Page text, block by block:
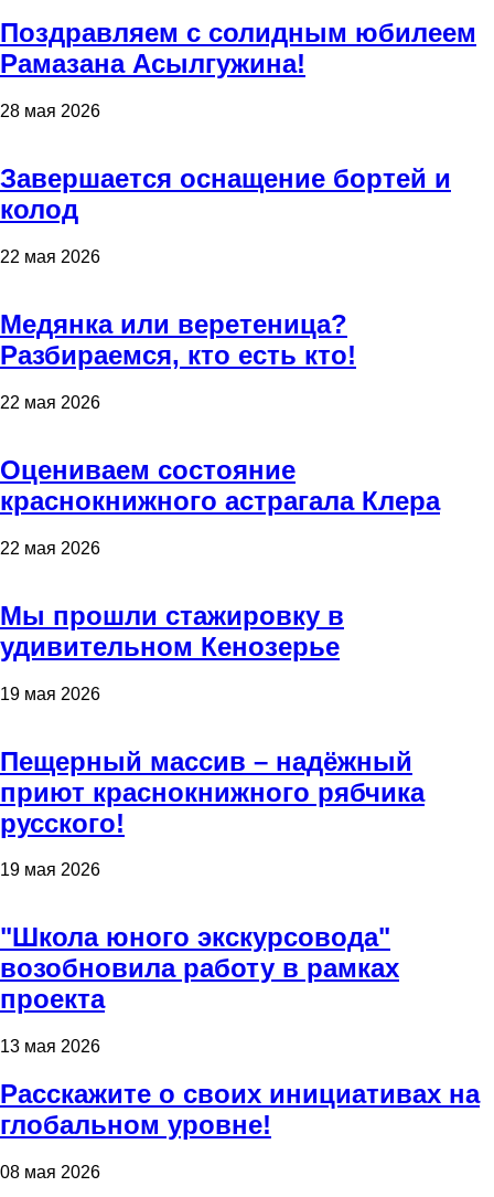
Поздравляем с солидным юбилеем
Рамазана Асылгужина!
28 мая 2026
Завершается оснащение бортей и
колод
22 мая 2026
Медянка или веретеница?
Разбираемся, кто есть кто!
22 мая 2026
Оцениваем состояние
краснокнижного астрагала Клера
22 мая 2026
Мы прошли стажировку в
удивительном Кенозерье
19 мая 2026
Пещерный массив – надёжный
приют краснокнижного рябчика
русского!
19 мая 2026
"Школа юного экскурсовода"
возобновила работу в рамках
проекта
13 мая 2026
Расскажите о своих инициативах на
глобальном уровне!
08 мая 2026